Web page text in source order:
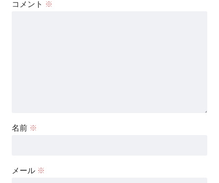
コメント ※
名前 ※
メール ※